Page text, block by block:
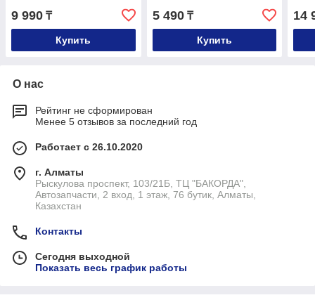
9 990 ₸
Купить
5 490₸
Купить
14
О нас
Рейтинг не сформирован
Менее 5 отзывов за последний год
Работает с 26.10.2020
г. Алматы
Рыскулова проспект, 103/21Б, ТЦ "БАКОРДА",
Автозапчасти, 2 вход, 1 этаж, 76 бутик, Алматы,
Казахстан
Контакты
Сегодня выходной
Показать весь график работы